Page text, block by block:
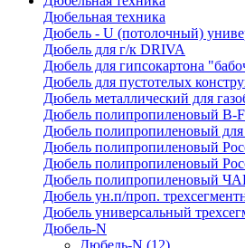
Дюбельная техника
Дюбель - U (потолочный)
Дюбель для г/к DRIVA
Дюбель для гипсокартона
Дюбель для пустотелых
Дюбель металлический для
Дюбель полипропиленовый В-
Дюбель полипропиленовый
Дюбель полипропиленовый
Дюбель полипропиленовый
Дюбель полипропиленовый
Дюбель ун.п/проп.
Дюбель универсальный
Дюбель-N
Дюбель-N (12)